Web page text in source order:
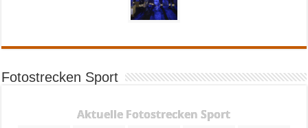
Fotostrecken Sport
Aktuelle Fotostrecken Sport